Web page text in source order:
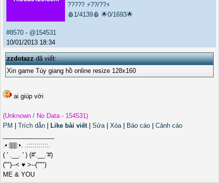
????? ⚡??/??⚡
🩸1/4139🩸 🌟0/1693🌟
#8570 - @154531
10/01/2013 18:34
zzdotazzđã viết:
Xin game Túy giang hồ online resize 128x160
ai giúp với
(Unknown / No Data - 154531)
PM
Trích dẫn Like bài viết| Sửa| Xóa| Báo cáo
Cảnh cáo
.•:|||||:•. .:::::::::::.
( ' .__. ' ) (#'.__.'#)
("")--< ♥ >--(""")
ME & YOU